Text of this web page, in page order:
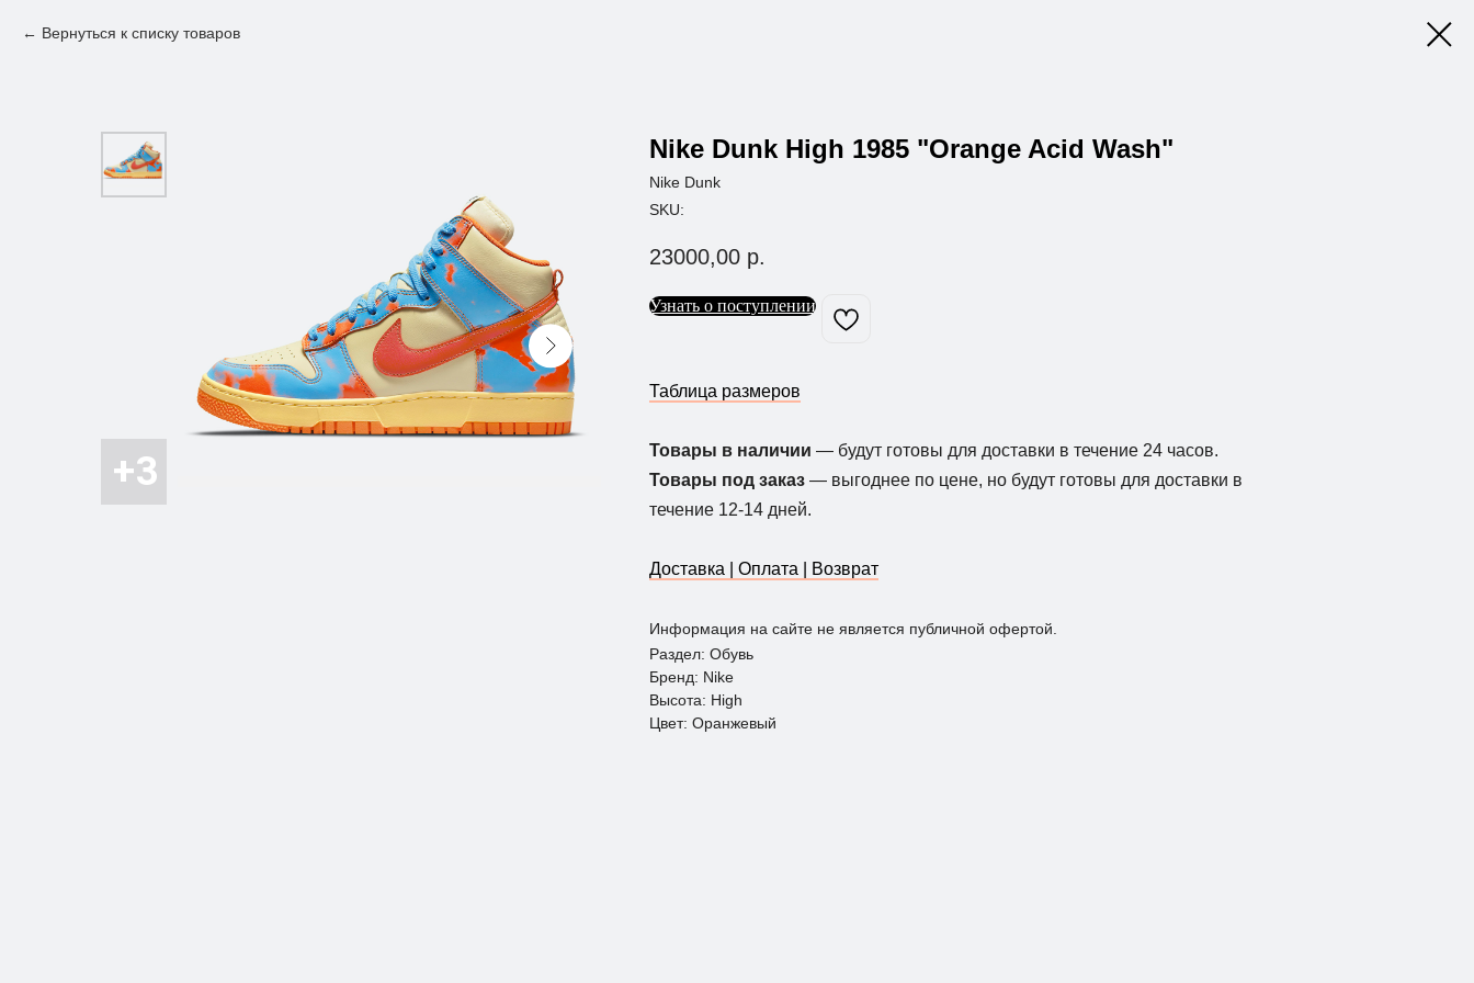
Вернуться к списку товаров
Nike Dunk High 1985 "Orange Acid Wash"
Nike Dunk
SKU:
23000,00 р.
Узнать о поступлении
Таблица размеров
Товары в наличии — будут готовы для доставки в течение 24 часов.
Товары под заказ — выгоднее по цене, но будут готовы для доставки в
течение 12-14 дней.
Доставка | Оплата | Возврат
Информация на сайте не является публичной офертой.
Раздел: Обувь
Бренд: Nike
Высота: Нigh
Цвет: Оранжевый